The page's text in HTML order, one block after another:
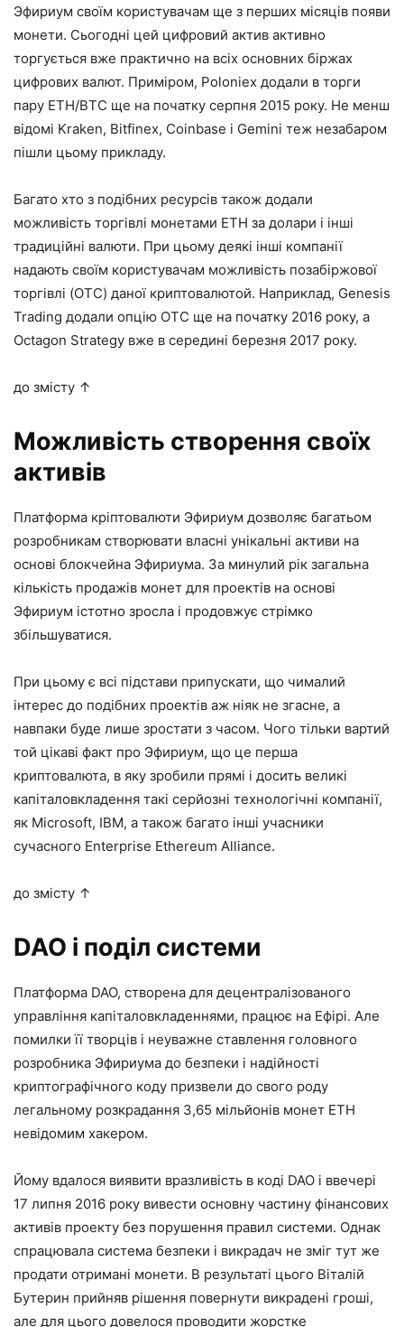
Эфириум своїм користувачам ще з перших місяців появи
монети. Сьогодні цей цифровий актив активно
торгується вже практично на всіх основних біржах
цифрових валют. Приміром, Poloniex додали в торги
пару ETH/BTC ще на початку серпня 2015 року. Не менш
відомі Kraken, Bitfinex, Coinbase і Gemini теж незабаром
пішли цьому прикладу.
Багато хто з подібних ресурсів також додали
можливість торгівлі монетами ЕТН за долари і інші
традиційні валюти. При цьому деякі інші компанії
надають своїм користувачам можливість позабіржової
торгівлі (OTC) даної криптовалютой. Наприклад, Genesis
Trading додали опцію OTC ще на початку 2016 року, а
Octagon Strategy вже в середині березня 2017 року.
до змісту ↑
Можливість створення своїх
активів
Платформа кріптовалюти Эфириум дозволяє багатьом
розробникам створювати власні унікальні активи на
основі блокчейна Эфириума. За минулий рік загальна
кількість продажів монет для проектів на основі
Эфириум істотно зросла і продовжує стрімко
збільшуватися.
При цьому є всі підстави припускати, що чималий
інтерес до подібних проектів аж ніяк не згасне, а
навпаки буде лише зростати з часом. Чого тільки вартий
той цікаві факт про Эфириум, що це перша
криптовалюта, в яку зробили прямі і досить великі
капіталовкладення такі серйозні технологічні компанії,
як Microsoft, IBM, а також багато інші учасники
сучасного Enterprise Ethereum Alliance.
до змісту ↑
DAO і поділ системи
Платформа DAO, створена для децентралізованого
управління капіталовкладеннями, працює на Ефірі. Але
помилки її творців і неуважне ставлення головного
розробника Эфириума до безпеки і надійності
криптографічного коду призвели до свого роду
легальному розкрадання 3,65 мільйонів монет ЕТН
невідомим хакером.
Йому вдалося виявити вразливість в коді DAO і ввечері
17 липня 2016 року вивести основну частину фінансових
активів проекту без порушення правил системи. Однак
спрацювала система безпеки і викрадач не зміг тут же
продати отримані монети. В результаті цього Віталій
Бутерин прийняв рішення повернути викрадені гроші,
але для цього довелося проводити жорстке